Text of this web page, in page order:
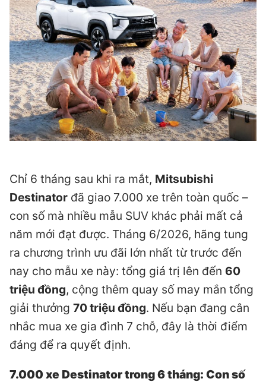
Chỉ 6 tháng sau khi ra mắt, Mitsubishi
Destinator đã giao 7.000 xe trên toàn quốc –
con số mà nhiều mẫu SUV khác phải mất cả
năm mới đạt được. Tháng 6/2026, hãng tung
ra chương trình ưu đãi lớn nhất từ trước đến
nay cho mẫu xe này: tổng giá trị lên đến 60
triệu đồng, cộng thêm quay số may mắn tổng
giải thưởng 70 triệu đồng. Nếu bạn đang cân
nhắc mua xe gia đình 7 chỗ, đây là thời điểm
đáng để ra quyết định.
7.000 xe Destinator trong 6 tháng: Con số